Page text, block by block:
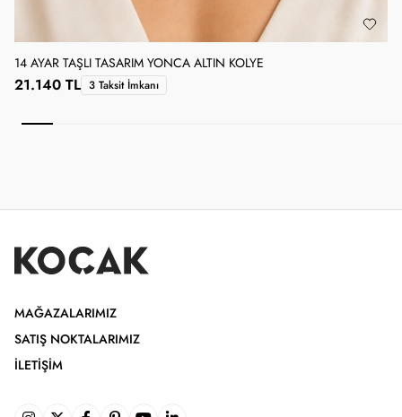
14 AYAR TAŞLI TASARIM YONCA ALTIN KOLYE
21.140 TL 3 Taksit İmkanı
MAĞAZALARIMIZ
SATIŞ NOKTALARIMIZ
İLETIŞIM